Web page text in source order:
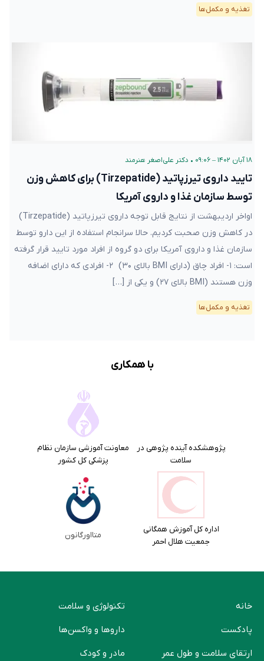
تغذیه و مکمل‌ها
۱۸ آبان ۱۴۰۲ – ۰۹:۰۶ • دکتر علی‌اصغر هنرمند
تایید داروی تیرزپاتید (Tirzepatide) برای کاهش وزن
توسط سازمان غذا و داروی آمریکا
اواخر اردیبهشت از نتایج قابل توجه داروی تیرزپاتید (Tirzepatide)
در کاهش وزن صحبت کردیم. حالا سرانجام استفاده از این دارو توسط
سازمان غذا و داروی آمریکا برای دو گروه از افراد مورد تایید قرار گرفته
است: ۱- افراد چاق (دارای BMI بالای ۳۰) ۲- افرادی که دارای اضافه
وزن هستند (BMI بالای ۲۷) و یکی از […]
تغذیه و مکمل‌ها
با همکاری
پژوهشکده آینده پژوهی در
سلامت
معاونت آموزشی سازمان نظام
پزشکی کل کشور
اداره کل آموزش همگانی
جمعیت هلال احمر
متااورگانون
خانه
پادکست
ارتقای سلامت و طول عمر
تکنولوژی و سلامت
دارو‌ها و واکسن‌ها
مادر و کودک